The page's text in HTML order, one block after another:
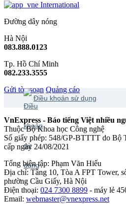
International
Đường dây nóng
Hà Nội
083.888.0123
Tp. Hồ Chí Minh
082.233.3555
Gửi tòa soạn Quảng cáo
Điều khoản sử dụng
VnExpress - Báo tiếng Việt nhiều
Thuộc Bộ Khoa học Công nghệ
Số giấy phép: 548/GP-BTTTT do Bộ
cấp ngày 24/08/2021
Tổng biên tập: Phạm Văn Hiếu
Địa chỉ: Tầng 10, Tòa A FPT Tower,
phường Cầu Giấy, Hà Nội
Điện thoại: 024 7300 8899 - máy lẻ
Email: webmaster@vnexpress.net